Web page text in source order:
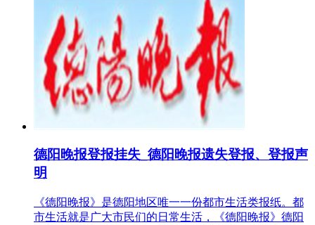
德阳晚报登报挂失_德阳晚报遗失登报、登报声
明
《德阳晚报》是德阳地区唯一一份都市生活类报纸。都
市生活就是广大市民们的日常生活，《德阳晚报》德阳